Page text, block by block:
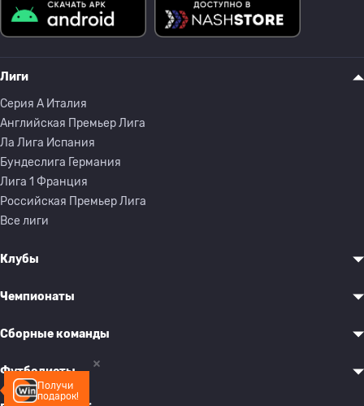
Получи
подарок!
Лиги
Серия A Италия
Английская Премьер Лига
Ла Лига Испания
Бундеслига Германия
Лига 1 Франция
Российская Премьер Лига
Все лиги
Клубы
Чемпионаты
Сборные команды
Футболисты